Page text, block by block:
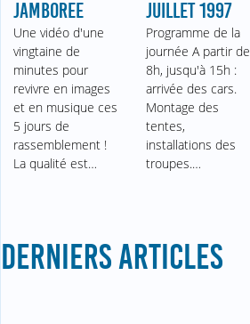
JAMBOREE
Une vidéo d'une
vingtaine de
minutes pour
revivre en images
et en musique ces
5 jours de
rassemblement !
La qualité est…
JUILLET 1997
Programme de la
journée A partir de
8h, jusqu'à 15h :
arrivée des cars.
Montage des
tentes,
installations des
troupes.…
DERNIERS ARTICLES